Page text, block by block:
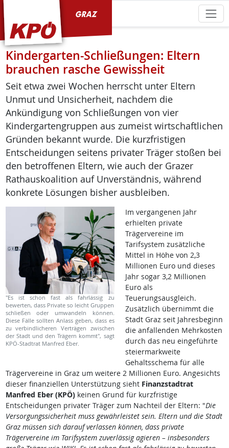
Kindergarten-Schließungen: Eltern
brauchen rasche Gewissheit
Seit etwa zwei Wochen herrscht unter Eltern
Unmut und Unsicherheit, nachdem die
Ankündigung von Schließungen von vier
Kindergartengruppen aus zumeist wirtschaftlichen
Gründen bekannt wurde. Die kurzfristigen
Entscheidungen seitens privater Träger stoßen bei
den betroffenen Eltern, wie auch der Grazer
Rathauskoalition auf Unverständnis, während
konkrete Lösungen bisher ausbleiben.
"Es ist schon fast als fahrlässig zu
bewerten, dass Private so leicht Gruppen
schließen oder umwandeln können.
Diese Fälle sollten Anlass geben, dass es
zu verbindlicheren Verträgen zwischen
der Stadt und den Trägern kommt", sagt
KPÖ-Stadtrat Manfred Eber.
Im vergangenen Jahr
erhielten private
Trägervereine im
Tarifsystem zusätzliche
Mittel in Höhe von 2,3
Millionen Euro und dieses
Jahr sogar 3,2 Millionen
Euro als
Teuerungsausgleich.
Zusätzlich übernimmt die
Stadt Graz seit Jahresbeginn
die anfallenden Mehrkosten
durch das neu eingeführte
steiermarkweite
Gehaltsschema für alle
Trägervereine in Graz um weitere 2 Millionen Euro. Angesichts
dieser finanziellen Unterstützung sieht Finanzstadtrat
Manfred Eber (KPÖ)keinen Grund für kurzfristige
Entscheidungen privater Träger zum Nachteil der Eltern: "Die
Versorgungssicherheit muss gewährleistet sein. Eltern und die Stadt
Graz müssen sich darauf verlassen können, dass private
Trägervereine im Tarifsystem zuverlässig agieren – insbesonders